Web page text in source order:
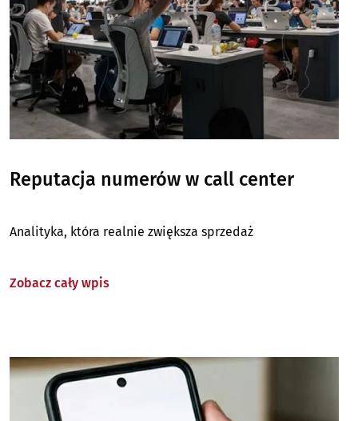
Reputacja numerów w call center
Analityka, która realnie zwiększa sprzedaż
Zobacz cały wpis
Image